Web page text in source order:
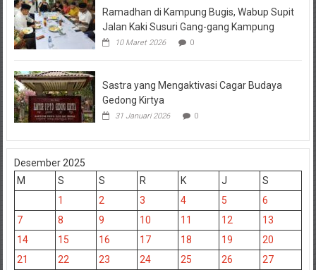
Ramadhan di Kampung Bugis, Wabup Supit
Jalan Kaki Susuri Gang-gang Kampung
10 Maret 2026 0
Sastra yang Mengaktivasi Cagar Budaya
Gedong Kirtya
31 Januari 2026 0
Desember 2025
M
S S R K J
S
1
2 3 4 5
6
7
8 9 10 11 12
13
14
15 16 17 18 19
20
21
22 23 24 25 26 27